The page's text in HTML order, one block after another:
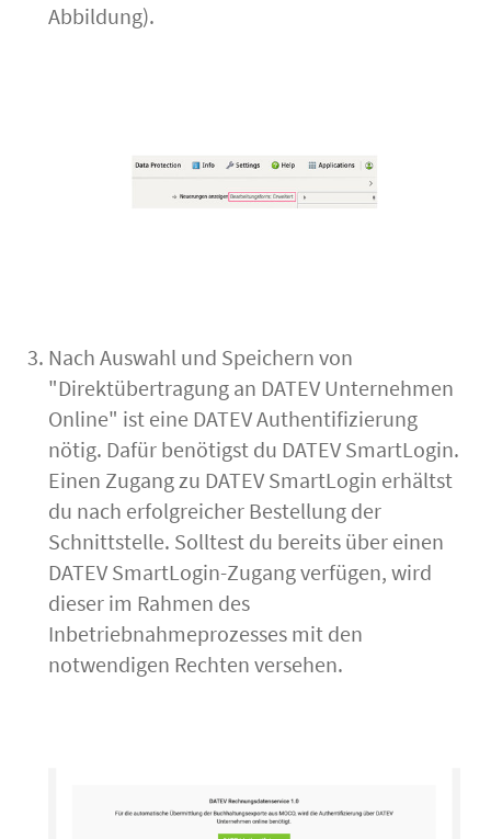
Abbildung).
Nach Auswahl und Speichern von
"Direktübertragung an DATEV Unternehmen
Online" ist eine DATEV Authentifizierung
nötig. Dafür benötigst du DATEV SmartLogin.
Einen Zugang zu DATEV SmartLogin erhältst
du nach erfolgreicher Bestellung der
Schnittstelle. Solltest du bereits über einen
DATEV SmartLogin-Zugang verfügen, wird
dieser im Rahmen des
Inbetriebnahmeprozesses mit den
notwendigen Rechten versehen.